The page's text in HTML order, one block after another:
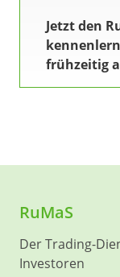
Jetzt den
frühzeitig
RuMaS
Der Trading-
Investoren